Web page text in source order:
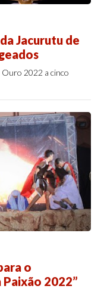
Jacurutu de
Ouro 2022 a cinco
o
2022”